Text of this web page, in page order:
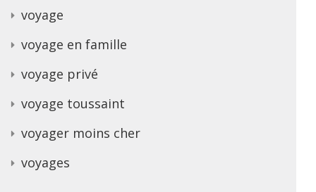
voyage
voyage en famille
voyage privé
voyage toussaint
voyager moins cher
voyages